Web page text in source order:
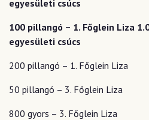
egyesületi csúcs
100 pillangó – 1. Főglein Liza
egyesületi csúcs
200 pillangó – 1. Főglein Liza
50 pillangó – 3. Főglein Liza
800 gyors – 3. Főglein Liza